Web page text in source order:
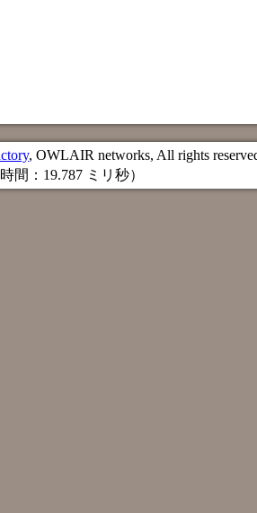
, OWLAIR networks, All rights
間：19.787 ミリ秒）